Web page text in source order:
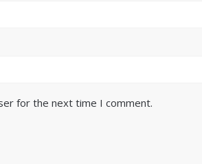
for the next time I comment.